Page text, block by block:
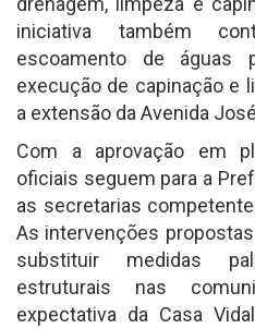
iniciativa também
escoamento de águas
execução de capinação e
a extensão da Avenida
Com a aprovação em
oficiais seguem para a
as secretarias
As intervenções
substituir medidas
estruturais nas
expectativa da Casa